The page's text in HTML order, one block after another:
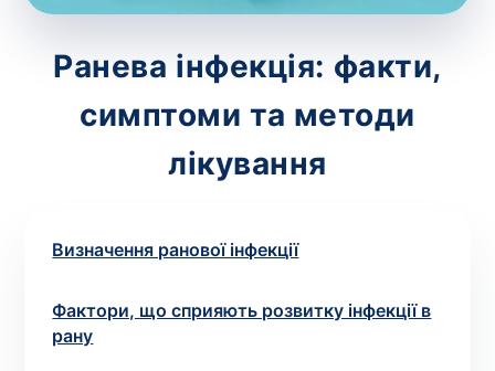
Ранева інфекція: факти,
симптоми та методи
лікування
Визначення ранової інфекції
Фактори, що сприяють розвитку інфекції в
рану
Номер телефону*